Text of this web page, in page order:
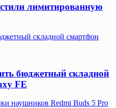
лимитированную
складной смартфон
бюджетный складной
FE
наушников Redmi Buds 5 Pro